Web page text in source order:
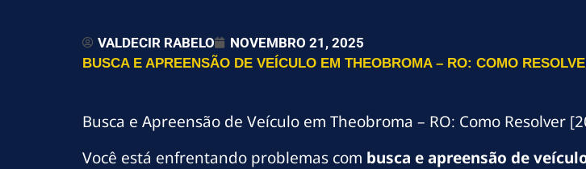
VALDECIR RABELO NOVEMBRO 21, 2025
BUSCA E APREENSÃO DE VEÍCULO EM THEOBROMA – RO: COMO
Busca e Apreensão de Veículo em Theobroma – RO: Como Resolver
Você está enfrentando problemas com busca e apreensão de